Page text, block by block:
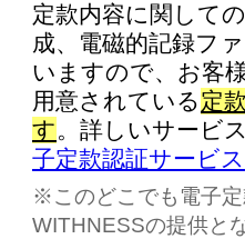
定款内容に関して
成、電磁的記録フ
いますので、お客
用意されている定
す。詳しいサービ
子定款認証サービス
※このどこでも電子
WITHNESSの提供と